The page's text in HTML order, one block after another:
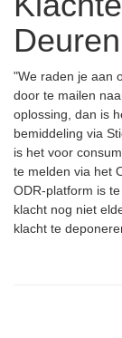
73x231.5 (28)
78x231.5 (18)
88x231.5 (172)
93x231.5 (136)
98x231.5 (7)
103x231.5 (11)
Vlakke Panelen
Rookglas /
"We raden je aan
door te mailen
oplossing, dan is
bemiddeling via
is het voor
te melden via het
ODR-platform is
klacht nog niet
klacht te